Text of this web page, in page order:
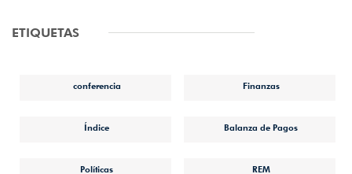
ETIQUETAS
conferencia Finanzas
Índice Balanza de Pagos
Políticas REM